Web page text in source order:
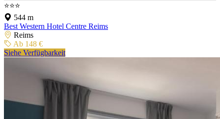
⭐⭐⭐
544 m
Best Western Hotel Centre Reims
Reims
Ab 148 €
Siehe Verfügbarkeit